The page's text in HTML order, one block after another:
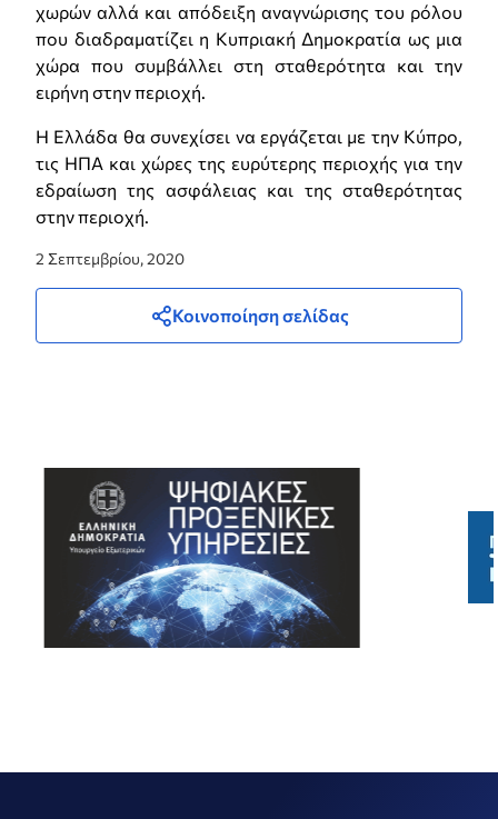
χωρών αλλά και απόδειξη αναγνώρισης του ρόλου
που διαδραματίζει η Κυπριακή Δημοκρατία ως μια
χώρα που συμβάλλει στη σταθερότητα και την
ειρήνη στην περιοχή.
Η Ελλάδα θα συνεχίσει να εργάζεται με την Κύπρο,
τις ΗΠΑ και χώρες της ευρύτερης περιοχής για την
εδραίωση της ασφάλειας και της σταθερότητας
στην περιοχή.
2 Σεπτεμβρίου, 2020
Κοινοποίηση σελίδας